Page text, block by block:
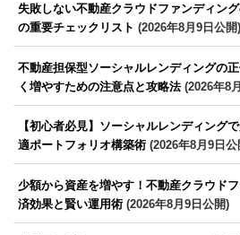
失敗しない不動産クラウドファンディン
の重要チェックリスト (2026年8月9日公開)
不動産担保型ソーシャルレンディングの
く増やすための注意点と攻略法(2026年8
【初心者必見】ソーシャルレンディング
適ポートフォリオ構築術 (2026年8月9日公
少額から資産を増やす！不動産クラウド
済効果と賢い運用術 (2026年8月9日公開)